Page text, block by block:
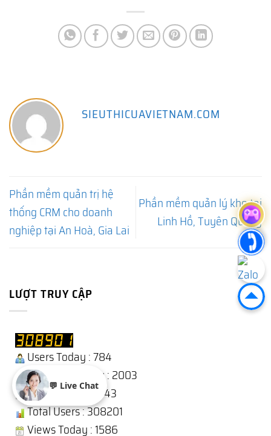
SIEUTHICUAVIETNAM.COM
Phần mềm quản trị hệ
thống CRM cho doanh
nghiệp tại An Hoà, Gia Lai
Phần mềm quản lý kho tại
Linh Hồ, Tuyên Quang
LƯỢT TRUY CẬP
Users Today : 784
Users Yesterday : 2003
This Month : 10443
Total Users : 308201
Views Today : 1586
💬 Live Chat